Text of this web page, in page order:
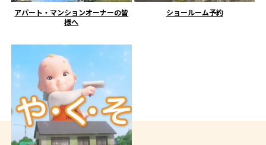
アパート・マンションオーナーの皆
様へ
ショールーム予約